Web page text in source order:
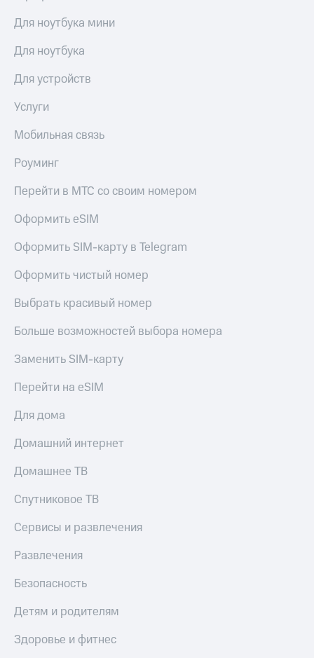
Для ноутбука мини
Для ноутбука
Для устройств
Услуги
Мобильная связь
Роуминг
Перейти в МТС со своим номером
Оформить eSIM
Оформить SIM-карту в Telegram
Оформить чистый номер
Выбрать красивый номер
Больше возможностей выбора номера
Заменить SIM-карту
Перейти на eSIM
Для дома
Домашний интернет
Домашнее ТВ
Спутниковое ТВ
Сервисы и развлечения
Развлечения
Безопасность
Детям и родителям
Здоровье и фитнес